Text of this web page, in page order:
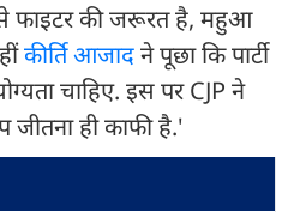
फाइटर की जरूरत है, महुआ
कीर्ति आजादने पूछा कि पार्टी
चाहिए. इस पर CJP ने
जीतना ही काफी है.'